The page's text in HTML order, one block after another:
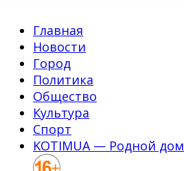
Главная
Новости
Город
Политика
Общество
Культура
Спорт
KOTIMUA — Родной дом